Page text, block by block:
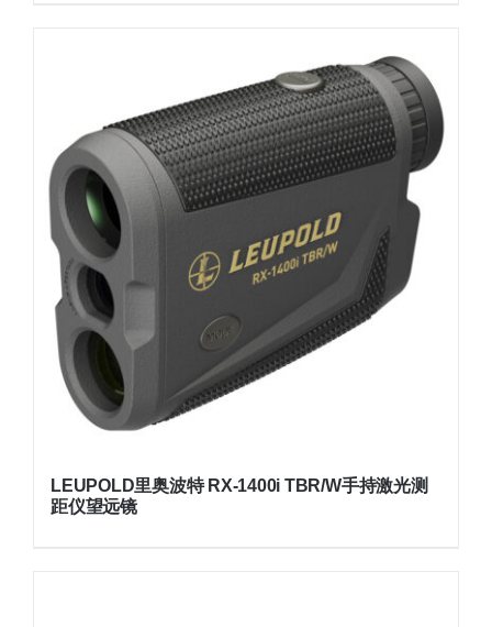
LEUPOLD里奥波特 RX-1400i TBR/W手持激光测
距仪望远镜